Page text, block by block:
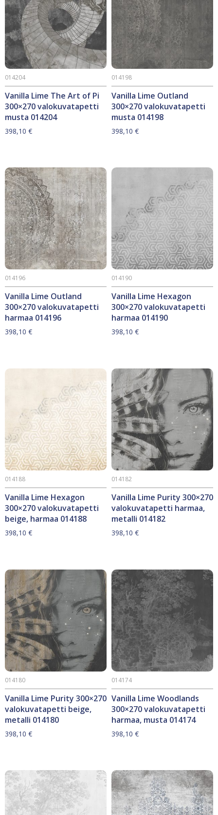
Vanilla Lime The Art of Pi
300×270 valokuvatapetti
musta 014204
014204
398,10 €
Vanilla Lime Outland
300×270 valokuvatapetti
musta 014198
014198
398,10 €
Vanilla Lime Outland
300×270 valokuvatapetti
harmaa 014196
014196
398,10 €
Vanilla Lime Hexagon
300×270 valokuvatapetti
harmaa 014190
014190
398,10 €
Vanilla Lime Hexagon
300×270 valokuvatapetti
beige, harmaa 014188
014188
398,10 €
Vanilla Lime Purity 300×270
valokuvatapetti harmaa,
metalli 014182
014182
398,10 €
Vanilla Lime Purity 300×270
valokuvatapetti beige,
metalli 014180
014180
398,10 €
Vanilla Lime Woodlands
300×270 valokuvatapetti
harmaa, musta 014174
014174
398,10 €